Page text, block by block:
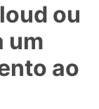
ou
um
ao